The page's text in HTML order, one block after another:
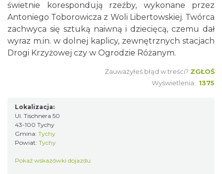
świetnie korespondują rzeźby, wykonane przez
Antoniego Toborowicza z Woli Libertowskiej. Twórca
zachwyca się sztuką naiwną i dziecięcą, czemu dał
wyraz m.in. w dolnej kaplicy, zewnętrznych stacjach
Drogi Krzyżowej czy w Ogrodzie Różanym.
Zauważyłeś błąd w treści? ZGŁOŚ
Wyświetlenia: 1375
Lokalizacja:
Ul. Tischnera 50
43-100 Tychy
Gmina: Tychy
Powiat: Tychy
Pokaż wskazówki dojazdu